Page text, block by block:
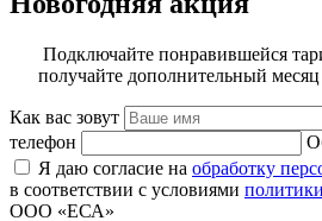
Подключайте понравившейся
получайте дополнительный
Как вас зовут
телефон
Я даю согласие на обработку
в соответствии с условиями
ООО «ЕСА»